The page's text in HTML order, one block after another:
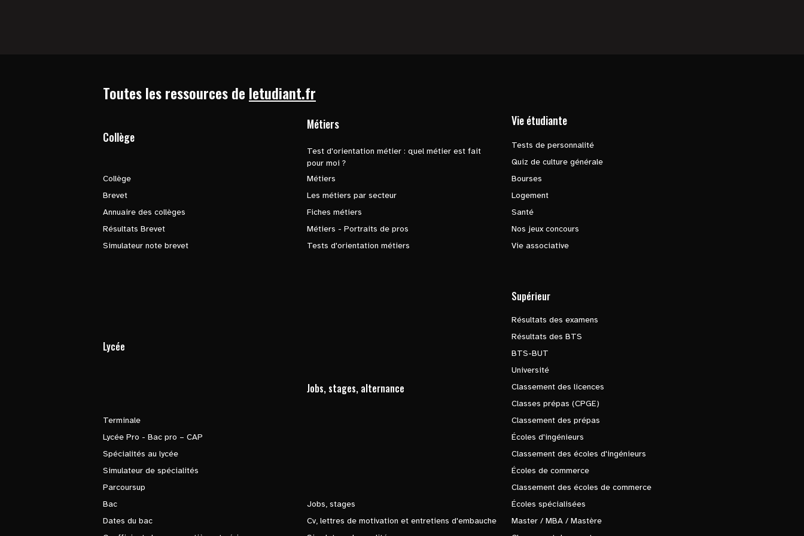
Toutes les ressources de letudiant.fr
Collège
Collège
Brevet
Annuaire des collèges
Résultats Brevet
Simulateur note brevet
Métiers
Test d'orientation métier : quel métier est fait
pour moi ?
Métiers
Les métiers par secteur
Fiches métiers
Métiers - Portraits de pros
Tests d'orientation métiers
Vie étudiante
Tests de personnalité
Quiz de culture générale
Bourses
Logement
Santé
Nos jeux concours
Vie associative
Lycée
Terminale
Lycée Pro - Bac pro – CAP
Spécialités au lycée
Simulateur de spécialités
Parcoursup
Bac
Dates du bac
Jobs, stages, alternance
Jobs, stages
Cv, lettres de motivation et entretiens d'embauche
Supérieur
Résultats des examens
Résultats des BTS
BTS-BUT
Université
Classement des licences
Classes prépas (CPGE)
Classement des prépas
Écoles d'ingénieurs
Classement des écoles d'ingénieurs
Écoles de commerce
Classement des écoles de commerce
Écoles spécialisées
Master / MBA / Mastère